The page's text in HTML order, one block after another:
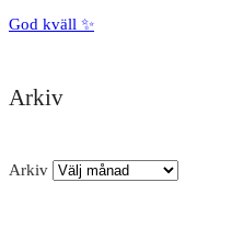
God kväll ✨
Arkiv
Arkiv